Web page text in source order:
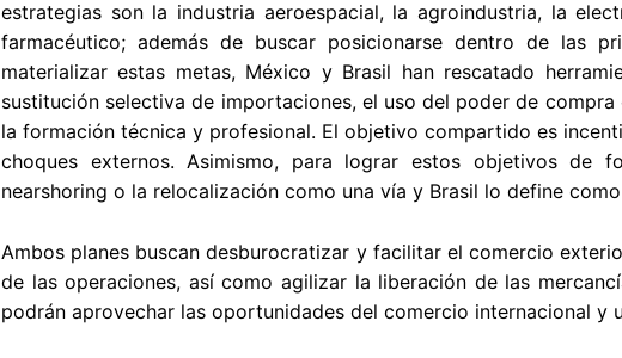
estrategias son la industria aeroespacial, la agroindustria, la
farmacéutico; además de buscar posicionarse dentro de las
materializar estas metas, México y Brasil han rescatado
sustitución selectiva de importaciones, el uso del poder de
la formación técnica y profesional. El objetivo compartido es
choques externos. Asimismo, para lograr estos objetivos de
nearshoring o la relocalización como una vía y Brasil lo define
Ambos planes buscan desburocratizar y facilitar el comercio
de las operaciones, así como agilizar la liberación de las
podrán aprovechar las oportunidades del comercio internacional y